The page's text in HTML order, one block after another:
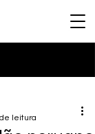
T
leitura